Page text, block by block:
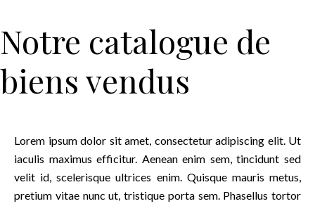
Notre catalogue de
biens vendus
Lorem ipsum dolor sit amet, consectetur adipiscing elit. Ut
iaculis maximus efficitur. Aenean enim sem, tincidunt sed
velit id, scelerisque ultrices enim. Quisque mauris metus,
pretium vitae nunc ut, tristique porta sem. Phasellus tortor